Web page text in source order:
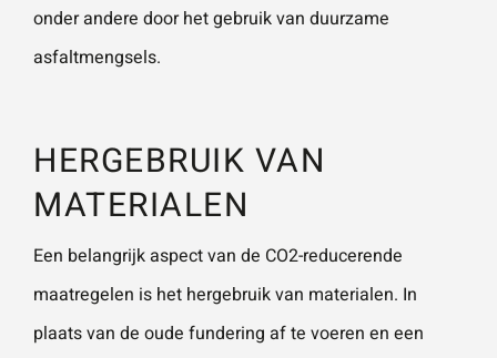
onder andere door het gebruik van duurzame
asfaltmengsels.
HERGEBRUIK VAN
MATERIALEN
Een belangrijk aspect van de CO2-reducerende
maatregelen is het hergebruik van materialen. In
plaats van de oude fundering af te voeren en een